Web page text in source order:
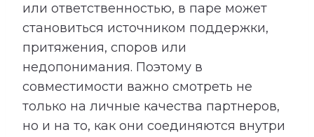
или ответственностью, в паре может
становиться источником поддержки,
притяжения, споров или
недопонимания. Поэтому в
совместимости важно смотреть не
только на личные качества партнеров,
но и на то, как они соединяются внутри